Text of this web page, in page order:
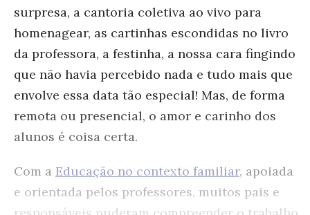
surpresa, a cantoria coletiva ao vivo para
homenagear, as cartinhas escondidas no livro
da professora, a festinha, a nossa cara fingindo
que não havia percebido nada e tudo mais que
envolve essa data tão especial! Mas, de forma
remota ou presencial, o amor e carinho dos
alunos é coisa certa.
Com a Educação no contexto familiar, apoiada
e orientada pelos professores, muitos pais e